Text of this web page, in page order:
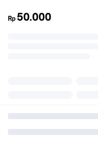
Rp 50.000